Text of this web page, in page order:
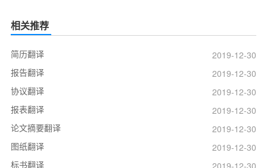
相关推荐
简历翻译
2019-12-30
报告翻译
2019-12-30
协议翻译
2019-12-30
报表翻译
2019-12-30
论文摘要翻译
2019-12-30
图纸翻译
2019-12-30
标书翻译